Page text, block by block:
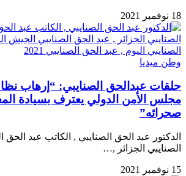
18 نوفمبر 2021
وطن ميديا
حلقات عبدالحق الصنايبي: “إرهاب
مجلس الأمن الدولي يعترف بسيادة
صحرائه”
الدكتور عبد الحق الصنايبي , الكاتب عبد الحق
الصنايبي الجزائر ,…
15 نوفمبر 2021